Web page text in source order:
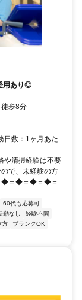
用あり◎
歩8分
日数：1ヶ月あた
や清掃経験は不要
で、未経験の方
◆＝◆＝◆＝◆＝
60代も応募可
勤なし
経験不問
方
ブランクOK